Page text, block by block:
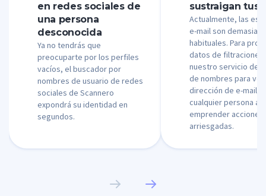
en redes sociales de
una persona
desconocida
Ya no tendrás que
preocuparte por los perfiles
vacíos, el buscador por
nombres de usuario de redes
sociales de Scannero
expondrá su identidad en
segundos.
sustraigan tus
Actualmente, las
e-mail son
habituales. Para
datos de
nuestro servicio de
de nombres para
dirección de e-mail
cualquier persona
emprender acciones
arriesgadas.